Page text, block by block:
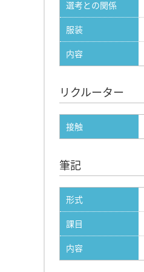
選考との関係
服装
内容
リクルーター
接触
筆記
形式
課目
内容